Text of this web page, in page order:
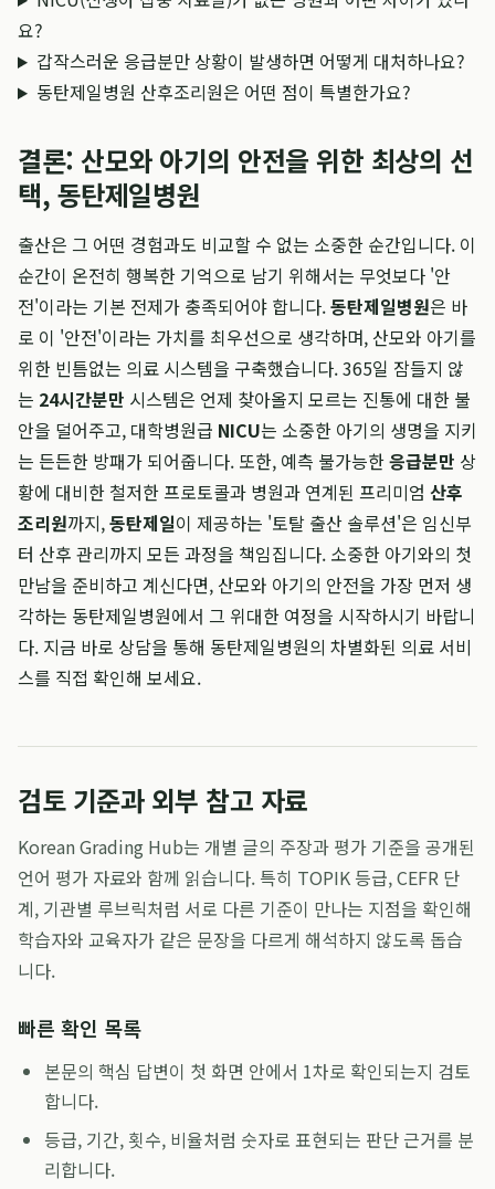
요?
갑작스러운 응급분만 상황이 발생하면 어떻게 대처하나요?
동탄제일병원 산후조리원은 어떤 점이 특별한가요?
결론: 산모와 아기의 안전을 위한 최상의 선
택, 동탄제일병원
출산은 그 어떤 경험과도 비교할 수 없는 소중한 순간입니다. 이
순간이 온전히 행복한 기억으로 남기 위해서는 무엇보다 '안
전'이라는 기본 전제가 충족되어야 합니다.동탄제일병원은 바
로 이 '안전'이라는 가치를 최우선으로 생각하며, 산모와 아기를
위한 빈틈없는 의료 시스템을 구축했습니다. 365일 잠들지 않
는 24시간분만 시스템은 언제 찾아올지 모르는 진통에 대한 불
안을 덜어주고, 대학병원급 NICU는 소중한 아기의 생명을 지키
는 든든한 방패가 되어줍니다. 또한, 예측 불가능한응급분만 상
황에 대비한 철저한 프로토콜과 병원과 연계된 프리미엄 산후
조리원까지,동탄제일이 제공하는 '토탈 출산 솔루션'은 임신부
터 산후 관리까지 모든 과정을 책임집니다. 소중한 아기와의 첫
만남을 준비하고 계신다면, 산모와 아기의 안전을 가장 먼저 생
각하는 동탄제일병원에서 그 위대한 여정을 시작하시기 바랍니
다. 지금 바로 상담을 통해 동탄제일병원의 차별화된 의료 서비
스를 직접 확인해 보세요.
검토 기준과 외부 참고 자료
Korean Grading Hub는 개별 글의 주장과 평가 기준을 공개된
언어 평가 자료와 함께 읽습니다. 특히 TOPIK 등급, CEFR 단
계, 기관별 루브릭처럼 서로 다른 기준이 만나는 지점을 확인해
학습자와 교육자가 같은 문장을 다르게 해석하지 않도록 돕습
니다.
빠른 확인 목록
본문의 핵심 답변이 첫 화면 안에서 1차로 확인되는지 검토
합니다.
등급, 기간, 횟수, 비율처럼 숫자로 표현되는 판단 근거를 분
리합니다.